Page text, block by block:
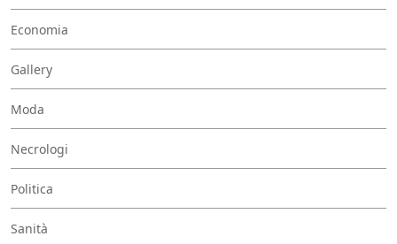
Economia
Gallery
Moda
Necrologi
Politica
Sanità